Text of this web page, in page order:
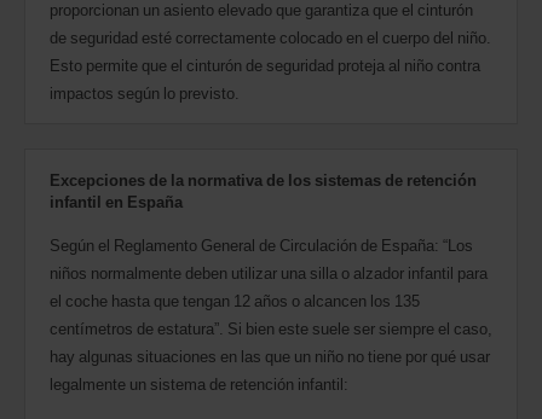
proporcionan un asiento elevado que garantiza que el cinturón
de seguridad esté correctamente colocado en el cuerpo del niño.
Esto permite que el cinturón de seguridad proteja al niño contra
impactos según lo previsto.
Excepciones de la normativa de los sistemas de retención
infantil en España
Según el Reglamento General de Circulación de España: “Los
niños normalmente deben utilizar una silla o alzador infantil para
el coche hasta que tengan 12 años o alcancen los 135
centímetros de estatura”. Si bien este suele ser siempre el caso,
hay algunas situaciones en las que un niño no tiene por qué usar
legalmente un sistema de retención infantil: